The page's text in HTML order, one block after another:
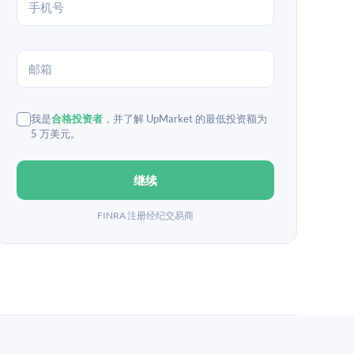
我是合格投资者 ，并了解 UpMarket 的最低投资额为
5 万美元。
继续
FINRA 注册经纪交易商